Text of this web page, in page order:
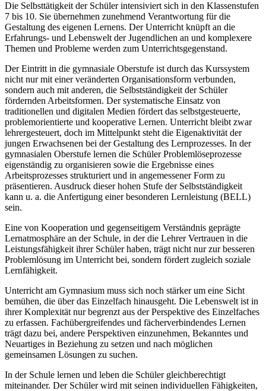
Die Selbsttätigkeit der Schüler intensiviert sich in den Klassenstufen
7 bis 10. Sie übernehmen zunehmend Verantwortung für die
Gestaltung des eigenen Lernens. Der Unterricht knüpft an die
Erfahrungs- und Lebenswelt der Jugendlichen an und komplexere
Themen und Probleme werden zum Unterrichtsgegenstand.
Der Eintritt in die gymnasiale Oberstufe ist durch das Kurssystem
nicht nur mit einer veränderten Organisationsform verbunden,
sondern auch mit anderen, die Selbstständigkeit der Schüler
fördernden Arbeitsformen. Der systematische Einsatz von
traditionellen und digitalen Medien fördert das selbstgesteuerte,
problemorientierte und kooperative Lernen. Unterricht bleibt zwar
lehrergesteuert, doch im Mittelpunkt steht die Eigenaktivität der
jungen Erwachsenen bei der Gestaltung des Lernprozesses. In der
gymnasialen Oberstufe lernen die Schüler Problemlöseprozesse
eigenständig zu organisieren sowie die Ergebnisse eines
Arbeitsprozesses strukturiert und in angemessener Form zu
präsentieren. Ausdruck dieser hohen Stufe der Selbstständigkeit
kann u. a. die Anfertigung einer besonderen Lernleistung (BELL)
sein.
Eine von Kooperation und gegenseitigem Verständnis geprägte
Lernatmosphäre an der Schule, in der die Lehrer Vertrauen in die
Leistungsfähigkeit ihrer Schüler haben, trägt nicht nur zur besseren
Problemlösung im Unterricht bei, sondern fördert zugleich soziale
Lernfähigkeit.
Unterricht am Gymnasium muss sich noch stärker um eine Sicht
bemühen, die über das Einzelfach hinausgeht. Die Lebenswelt ist in
ihrer Komplexität nur begrenzt aus der Perspektive des Einzelfaches
zu erfassen. Fachübergreifendes und fächerverbindendes Lernen
trägt dazu bei, andere Perspektiven einzunehmen, Bekanntes und
Neuartiges in Beziehung zu setzen und nach möglichen
gemeinsamen Lösungen zu suchen.
In der Schule lernen und leben die Schüler gleichberechtigt
miteinander. Der Schüler wird mit seinen individuellen Fähigkeiten,